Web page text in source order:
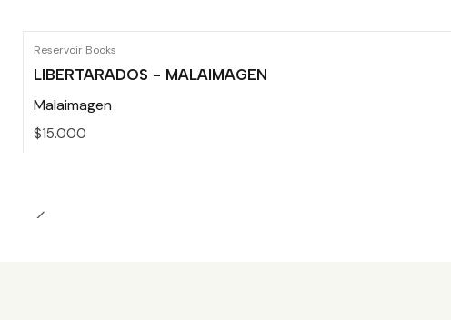
Reservoir Books
LIBERTARADOS - MALAIMAGEN
Malaimagen
$15.000